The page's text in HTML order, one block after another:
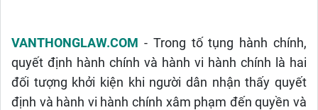
VANTHONGLAW.COM - Trong tố tụng hành chính,
quyết định hành chính và hành vi hành chính là hai
đối tượng khởi kiện khi người dân nhận thấy quyết
định và hành vi hành chính xâm phạm đến quyền và